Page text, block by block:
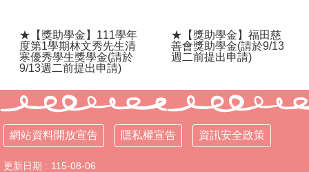
辦
法
115
度
新
生
入
★【獎助學金】111學年
度第1學期林文秀先生清
寒優秀學生獎學金(請於
9/13週二前提出申請)
★【獎助學金】福田慈
善會獎助學金(請於9/13
週二前提出申請)
網站資料開放宣告 隱私權宣告 資訊安全政策
更新日期
115-08-06